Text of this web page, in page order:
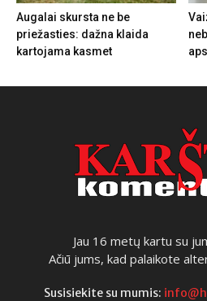
Augalai skursta ne be
priežasties: dažna klaida
kartojama kasmet
Jau 16 metų kartu su
Ačiū jums, kad palaikote
Susisiekite su mumis: